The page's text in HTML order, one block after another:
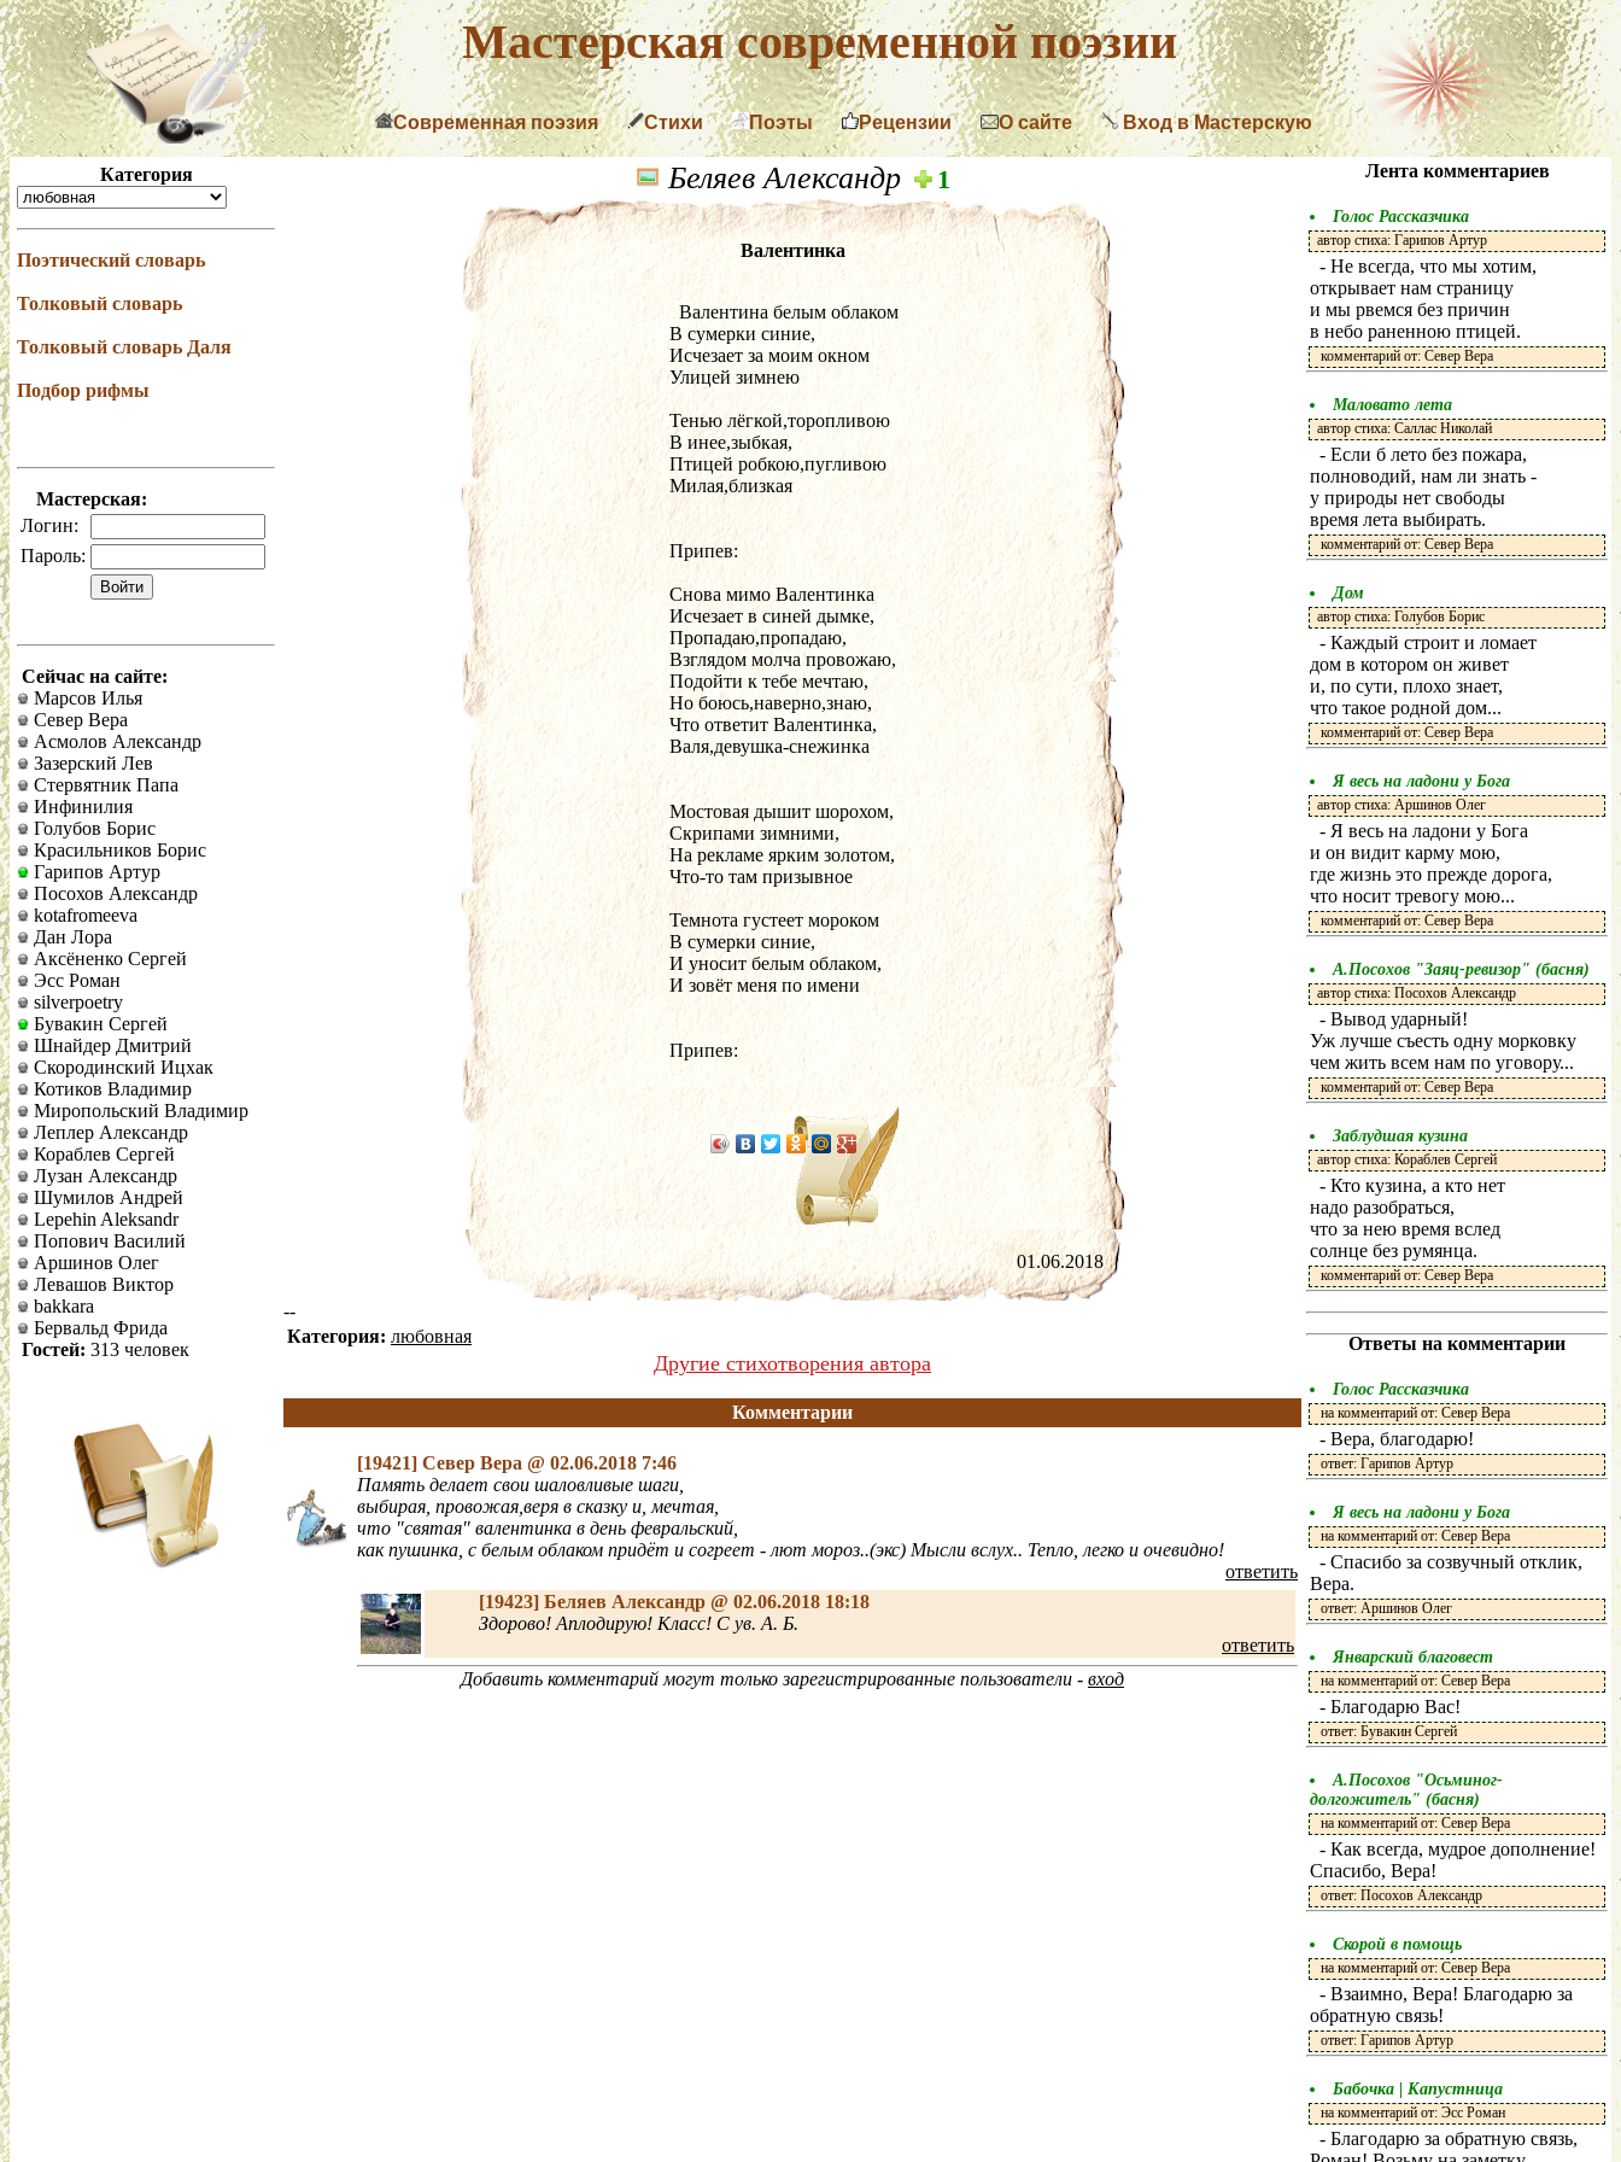
Мастерская современной поэзии
Современная поэзия Стихи Поэты Рецензии О сайте Вход в Мастерскую
Категория
Поэтический словарь
Толковый словарь
Толковый словарь Даля
Подбор рифмы
Мастерская:
Логин:
Пароль:
Сейчас на сайте:
Марсов Илья
Север Вера
Асмолов Александр
Зазерский Лев
Стервятник Папа
Инфинилия
Голубов Борис
Красильников Борис
Гарипов Артур
Посохов Александр
kotafromeeva
Дан Лора
Аксёненко Сергей
Эсс Роман
silverpoetry
Бувакин Сергей
Шнайдер Дмитрий
Скородинский Ицхак
Котиков Владимир
Миропольский Владимир
Леплер Александр
Кораблев Сергей
Лузан Александр
Шумилов Андрей
Lepehin Aleksandr
Попович Василий
Аршинов Олег
Левашов Виктор
bakkara
Бервальд Фрида
Гостей: 313 человек
Беляев Александр 1
Валентинка
  Валентина белым облаком
В сумерки синие,
Исчезает за моим окном
Улицей зимнею
Тенью лёгкой,торопливою
В инее,зыбкая,
Птицей робкою,пугливою
Милая,близкая
Припев:
Снова мимо Валентинка
Исчезает в синей дымке,
Пропадаю,пропадаю,
Взглядом молча провожаю,
Подойти к тебе мечтаю,
Но боюсь,наверно,знаю,
Что ответит Валентинка,
Валя,девушка-снежинка
Мостовая дышит шорохом,
Скрипами зимними,
На рекламе ярким золотом,
Что-то там призывное
Темнота густеет мороком
В сумерки синие,
И уносит белым облаком,
И зовёт меня по имени
Припев:
01.06.2018
--
Категория: любовная
Другие стихотворения автора
Комментарии
[19421] Север Вера @ 02.06.2018 7:46
Память делает свои шаловливые шаги,
выбирая, провожая,веря в сказку и, мечтая,
что "святая" валентинка в день февральский,
как пушинка, с белым облаком придёт и согреет - лют мороз..(экс) Мысли вслух.. Тепло, легко и очевидно!
ответить
[19423] Беляев Александр @ 02.06.2018 18:18
Здорово! Аплодирую! Класс! С ув. А. Б.
ответить
Добавить комментарий могут только зарегистрированные пользователи - вход
Лента комментариев
Голос Рассказчика
автор стиха: Гарипов Артур
- Не всегда, что мы хотим,
открывает нам страницу
и мы рвемся без причин
в небо раненною птицей.
комментарий от: Север Вера
Маловато лета
автор стиха: Саллас Николай
- Если б лето без пожара,
полноводий, нам ли знать -
у природы нет свободы
время лета выбирать.
комментарий от: Север Вера
Дом
автор стиха: Голубов Борис
- Каждый строит и ломает
дом в котором он живет
и, по сути, плохо знает,
что такое родной дом...
комментарий от: Север Вера
Я весь на ладони у Бога
автор стиха: Аршинов Олег
- Я весь на ладони у Бога
и он видит карму мою,
где жизнь это прежде дорога,
что носит тревогу мою...
комментарий от: Север Вера
А.Посохов "Заяц-ревизор" (басня)
автор стиха: Посохов Александр
- Вывод ударный!
Уж лучше съесть одну морковку
чем жить всем нам по уговору...
комментарий от: Север Вера
Заблудшая кузина
автор стиха: Кораблев Сергей
- Кто кузина, а кто нет
надо разобраться,
что за нею время вслед
солнце без румянца.
комментарий от: Север Вера
Ответы на комментарии
Голос Рассказчика
на комментарий от: Север Вера
- Вера, благодарю!
ответ: Гарипов Артур
Я весь на ладони у Бога
на комментарий от: Север Вера
- Спасибо за созвучный отклик,
Вера.
ответ: Аршинов Олег
Январский благовест
на комментарий от: Север Вера
- Благодарю Вас!
ответ: Бувакин Сергей
А.Посохов "Осьминог-
долгожитель" (басня)
на комментарий от: Север Вера
- Как всегда, мудрое дополнение!
Спасибо, Вера!
ответ: Посохов Александр
Скорой в помощь
на комментарий от: Север Вера
- Взаимно, Вера! Благодарю за
обратную связь!
ответ: Гарипов Артур
Бабочка | Капустница
на комментарий от: Эсс Роман
- Благодарю за обратную связь,